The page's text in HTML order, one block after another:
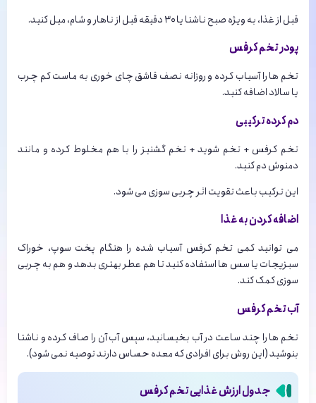
قبل از غذا، به ویژه صبح ناشتا یا ۳۰ دقیقه قبل از ناهار و شام، میل کنید.
پودر تخم کرفس
تخم ها را آسیاب کرده و روزانه نصف قاشق چای خوری به ماست کم چرب
یا سالاد اضافه کنید.
دم کرده ترکیبی
تخم کرفس + تخم شوید + تخم گشنیز را با هم مخلوط کرده و مانند
دمنوش دم کنید.
این ترکیب باعث تقویت اثر چربی سوزی می شود.
اضافه کردن به غذا
می توانید کمی تخم کرفس آسیاب شده را هنگام پخت سوپ، خوراک
سبزیجات یا سس ها استفاده کنید تا هم عطر بهتری بدهد و هم به چربی
سوزی کمک کند.
آب تخم کرفس
تخم ها را چند ساعت در آب بخیسانید، سپس آب آن را صاف کرده و ناشتا
بنوشید (این روش برای افرادی که معده حساس دارند توصیه نمی شود).
جدول ارزش غذایی تخم کرفس